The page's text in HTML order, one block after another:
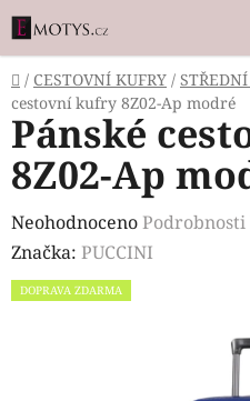
Přejít
na
obsah
Domů
/ CESTOVNÍ KUFRY /
cestovní kufry 8Z02-Ap modré
Pánské
8Z02-Ap
Průměrné
hodnocení
produktu
Neohodnoceno
Značka: PUCCINI
DOPRAVA ZDARMA